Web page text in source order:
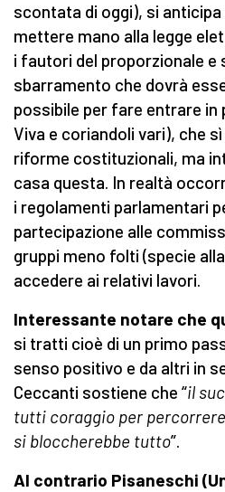
scontata di oggi), si
mettere mano alla legge
i fautori del proporzionale e
sbarramento che dovrà
possibile per fare entrare in
Viva e coriandoli vari), che
riforme costituzionali, ma
casa questa. In realtà
i regolamenti parlamentari
partecipazione alle
gruppi meno folti (specie
accedere ai relativi lavori.
Interessante notare che
si tratti cioè di un primo
senso positivo e da altri in
Ceccanti sostiene che “il
tutti coraggio per
si bloccherebbe tutto”.
Al contrario Pisaneschi